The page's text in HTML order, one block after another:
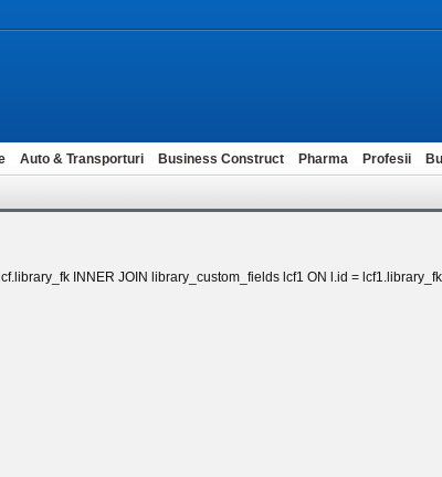
Auto & Transporturi Business Construct Pharma Profesii
INNER JOIN library_custom_fields lcf1 ON l.id =